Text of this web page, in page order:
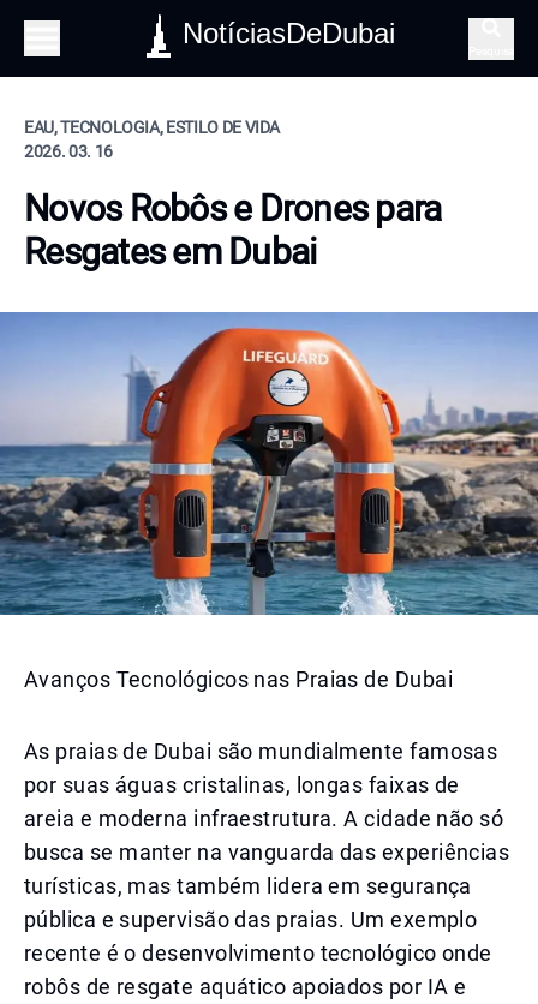
NotíciasDeDubai
EAU, TECNOLOGIA, ESTILO DE VIDA
2026. 03. 16
Novos Robôs e Drones para
Resgates em Dubai
Avanços Tecnológicos nas Praias de Dubai
As praias de Dubai são mundialmente famosas
por suas águas cristalinas, longas faixas de
areia e moderna infraestrutura. A cidade não só
busca se manter na vanguarda das experiências
turísticas, mas também lidera em segurança
pública e supervisão das praias. Um exemplo
recente é o desenvolvimento tecnológico onde
robôs de resgate aquático apoiados por IA e